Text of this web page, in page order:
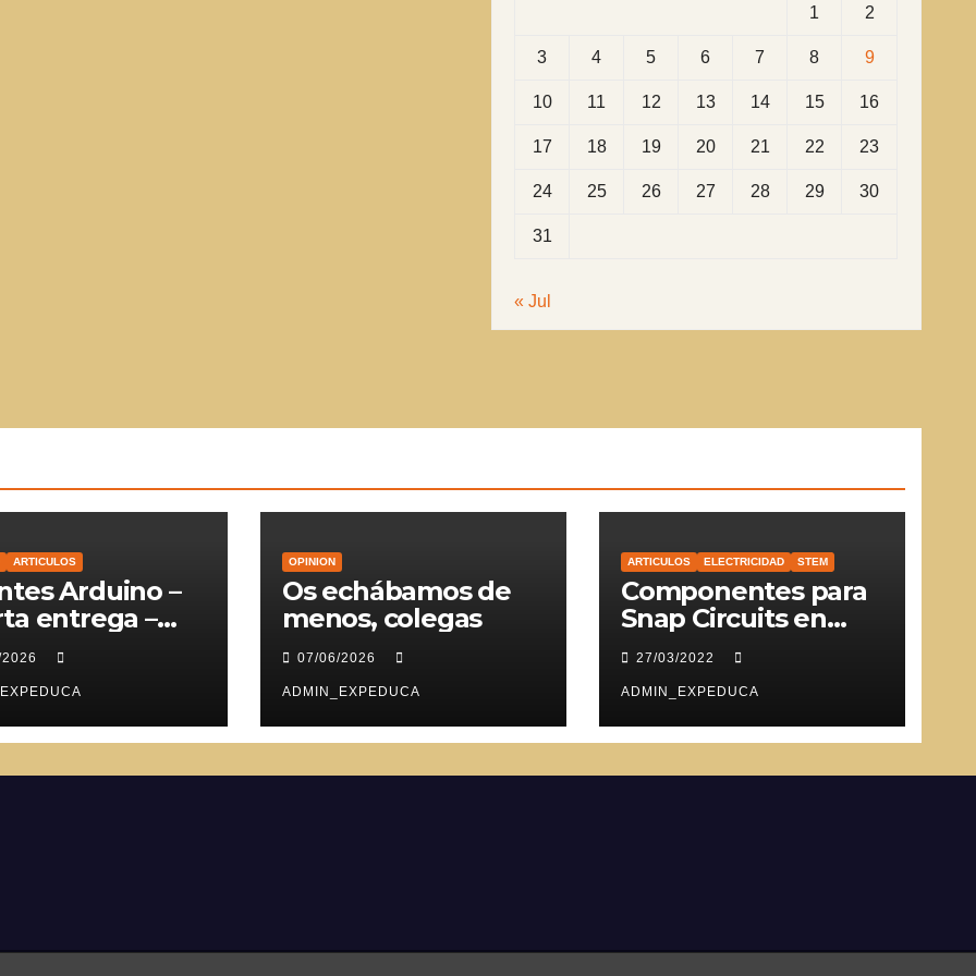
1 2
3 4 5 6 7 8 9
10 11 12 13 14 15 16
17 18 19 20 21 22 23
24 25 26 27 28 29 30
31
« Jul
ARTICULOS
Arduino –
entrega –
OPINION
Os echábamos de
menos, colegas
07/06/2026
ADMIN_EXPEDUCA
ARTICULOS ELECTRICIDAD STEM
Componentes para
Snap Circuits en
SVG
27/03/2022
ADMIN_EXPEDUCA